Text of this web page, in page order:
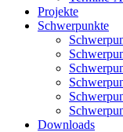
Projekte
Schwerpunkte
Downloads